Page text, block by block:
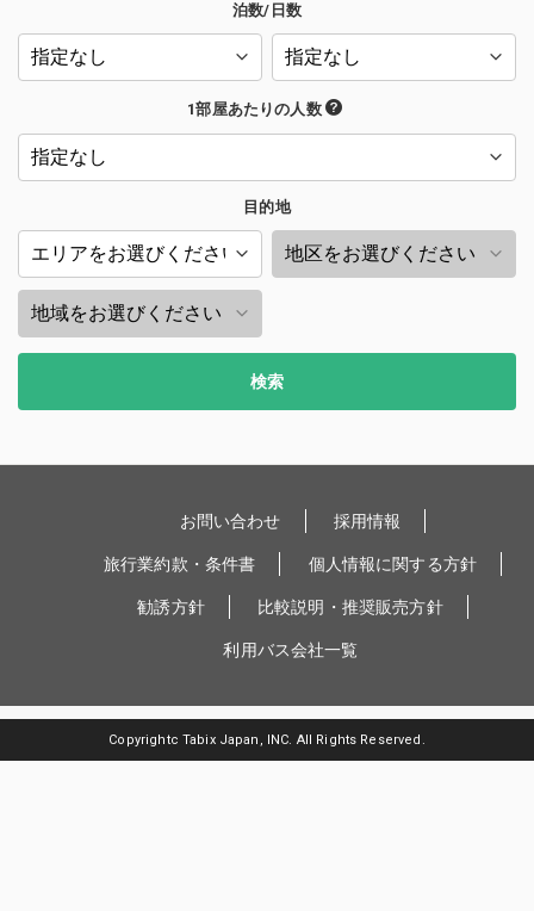
泊数/日数
1部屋あたりの人数
目的地
検索
お問い合わせ 採用情報
旅行業約款・条件書 個人情報に関する方針
勧誘方針 比較説明・推奨販売方針
利用バス会社一覧
Copyrightc Tabix Japan, INC. All Rights Reserved.